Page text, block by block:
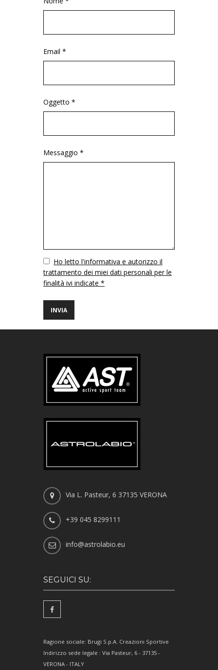
Email *
Oggetto *
Messaggio *
VuotoHo letto l'informativa e autorizzo il
trattamento dei miei dati personali per le
finalità ivi indicate *
Via L. Pasteur, 6 37135 VERONA
+39 045 8299111
info@astrolabio.eu
SEGUICI SU:
Ragione sociale: Brugi S.p.A. Creazioni Sportive
Indirizzo sede legale : Via Pasteur, 6 - 37135 -
VERONA - ITALY